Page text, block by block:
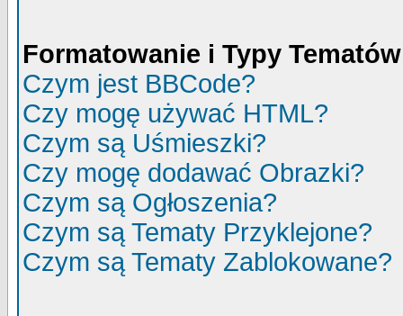
Formatowanie i Typy Tematów
Czym jest BBCode?
Czy mogę używać HTML?
Czym są Uśmieszki?
Czy mogę dodawać Obrazki?
Czym są Ogłoszenia?
Czym są Tematy Przyklejone?
Czym są Tematy Zablokowane?